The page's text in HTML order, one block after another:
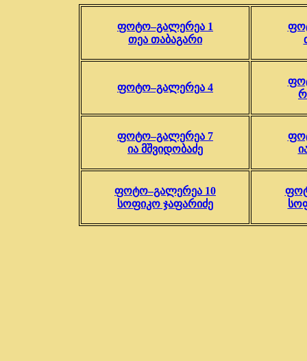
ფოტო–გალერეა 1
თეა თაბაგარი
ფოტო–გალერეა 4
ფოტო–გალერეა 7
ია მშვიდობაძე
ფოტო–გალერეა 10
სოფიკო ჯაფარიძე